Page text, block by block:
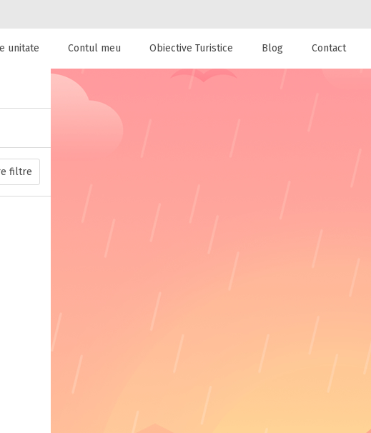
de cazare la
unitate Contul meu Obiective Turistice Blog Contact
filtre